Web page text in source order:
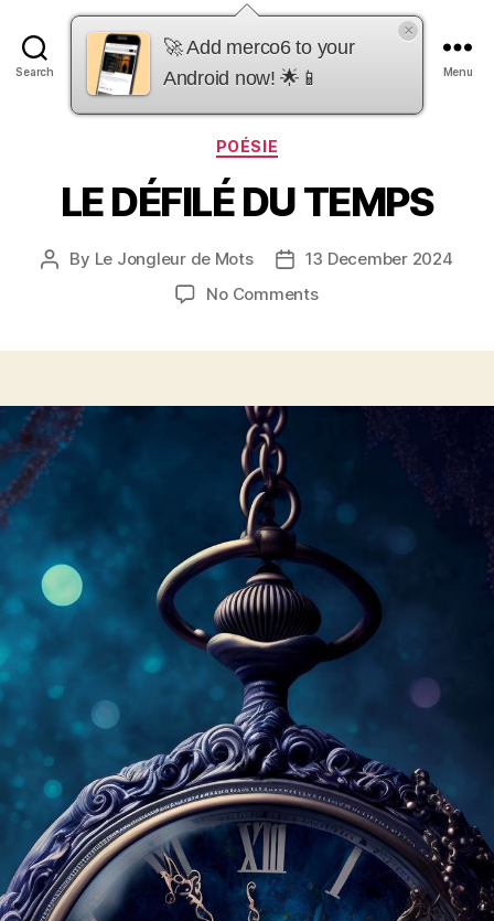
Search
merco6
Menu
Categories
POÉSIE
LE DÉFILÉ DU TEMPS
Post
By Le Jongleur de Mots
Post13 December 2024
No Commentson
🚀 Add merco6 to your
Android now! 🌟📱
×